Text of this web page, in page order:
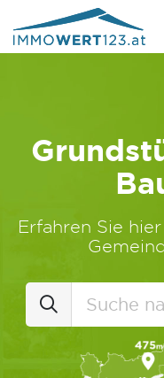
Erfahren Sie